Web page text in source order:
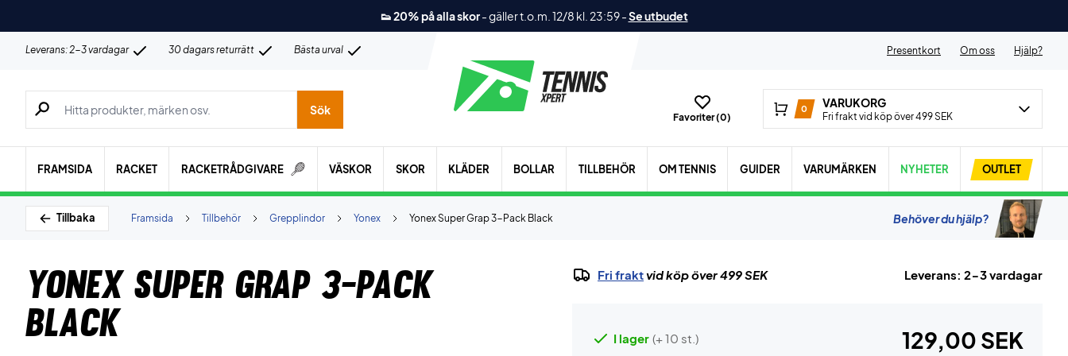
👟 20% på alla skor-gäller t.o.m. 12/8 kl. 23:59-Se utbudet
Leverans: 2-3 vardagar 30 dagars returrätt Bästa urval Presentkort Om oss Hjälp?
Sök efter produkter, märken osv.
Sök
Favoriter (0)
0 VARUKORG
Fri frakt vid köp över 499 SEK
FRAMSIDA RACKET RACKETRÅDGIVARE VÄSKOR SKOR KLÄDER BOLLAR TILLBEHÖR OM TENNIS GUIDER VARUMÄRKEN NYHETER OUTLET
Tillbaka Yonex Super Grap 3-Pack Black
Yonex
Grepplindor
Tillbehör
Framsida Behöver du hjälp?
Yonex Super Grap 3-Pack
Black
Fri fraktvid köp över 499 SEK Leverans: 2-3 vardagar
I lager (+ 10 st.) 129,00 SEK